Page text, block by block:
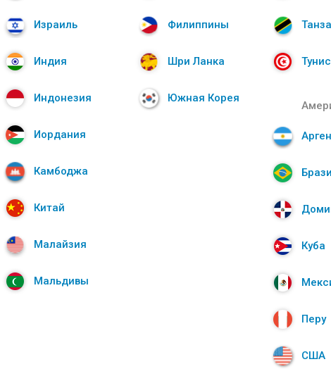
Израиль
Индия
Индонезия
Иордания
Камбоджа
Китай
Малайзия
Мальдивы
Филиппины
Шри Ланка
Южная Корея
Тунис
Куба
Перу
США